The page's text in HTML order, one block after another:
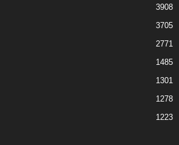
3908
3705
2771
1485
1301
1278
1223